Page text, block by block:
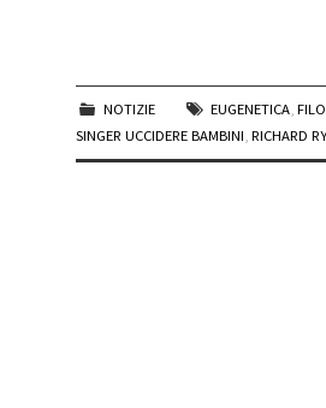
NOTIZIE EUGENETICA,
SINGER UCCIDERE BAMBINI, RICHARD